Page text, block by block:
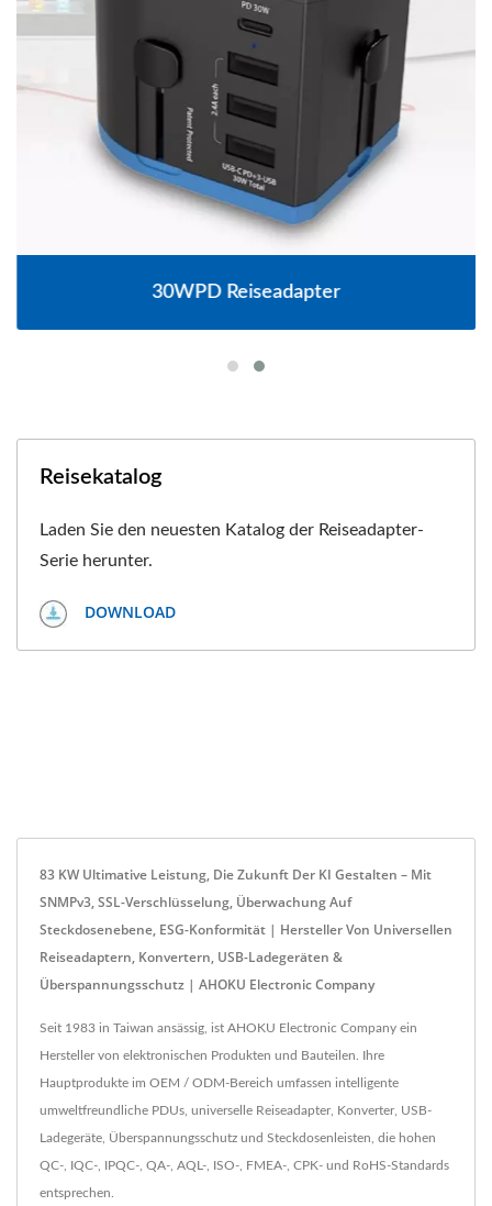
30WPD Reiseadapter
Reisekatalog
Laden Sie den neuesten Katalog der Reiseadapter-
Serie herunter.
DOWNLOAD
83 KW Ultimative Leistung, Die Zukunft Der KI Gestalten – Mit
SNMPv3, SSL-Verschlüsselung, Überwachung Auf
Steckdosenebene, ESG-Konformität | Hersteller Von Universellen
Reiseadaptern, Konvertern, USB-Ladegeräten &
Überspannungsschutz | AHOKU Electronic Company
Seit 1983 in Taiwan ansässig, ist AHOKU Electronic Company ein
Hersteller von elektronischen Produkten und Bauteilen. Ihre
Hauptprodukte im OEM / ODM-Bereich umfassen intelligente
umweltfreundliche PDUs, universelle Reiseadapter, Konverter, USB-
Ladegeräte, Überspannungsschutz und Steckdosenleisten, die hohen
QC-, IQC-, IPQC-, QA-, AQL-, ISO-, FMEA-, CPK- und RoHS-Standards
entsprechen.